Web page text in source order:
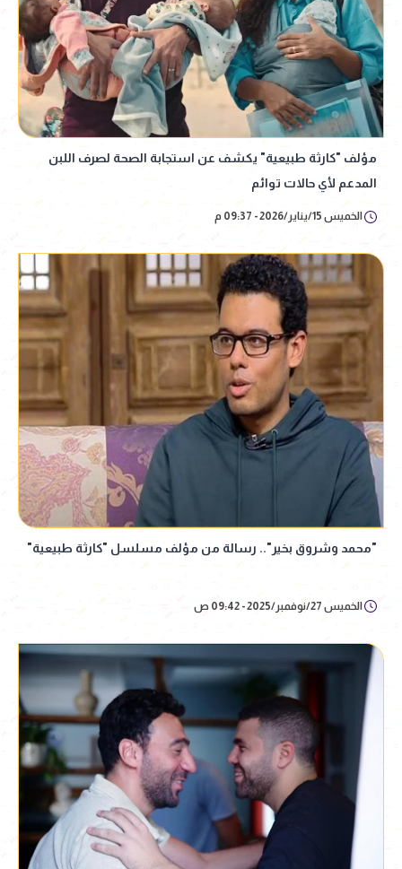
مؤلف "كارثة طبيعية" يكشف عن استجابة الصحة لصرف اللبن
المدعم لأي حالات توائم
الخميس 15/يناير/2026 - 09:37 م
"محمد وشروق بخير".. رسالة من مؤلف مسلسل "كارثة طبيعية"
الخميس 27/نوفمبر/2025 - 09:42 ص